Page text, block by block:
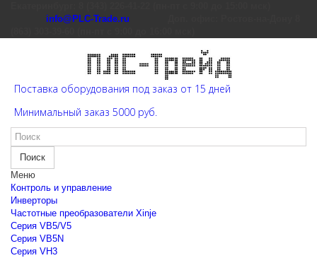
info@PLC-Trade.ru
Поставка оборудования под заказ от 15 дней
Минимальный заказ 5000 руб.
Поиск
Меню
Контроль и управление
Инверторы
Частотные преобразователи Xinje
Cерия VB5/V5
Cерия VB5N
Cерия VH3